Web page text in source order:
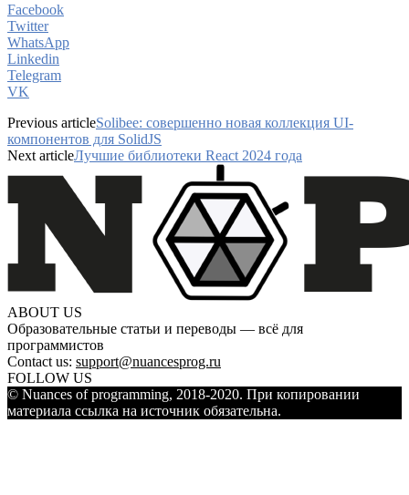
Facebook
Twitter
WhatsApp
Linkedin
Telegram
VK
Previous articleSolibee: совершенно новая коллекция UI-
компонентов для SolidJS
Next articleЛучшие библиотеки React 2024 года
ABOUT US
Образовательные статьи и переводы — всё для
программистов
Contact us: support@nuancesprog.ru
FOLLOW US
© Nuances of programming, 2018-2020. При копировании
материала ссылка на источник обязательна.